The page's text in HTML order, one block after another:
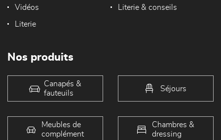
Vidéos Literie & conseils
Literie
Nos produits
Canapés &
fauteuils
Séjours
Meubles de
complément
Chambres &
dressing